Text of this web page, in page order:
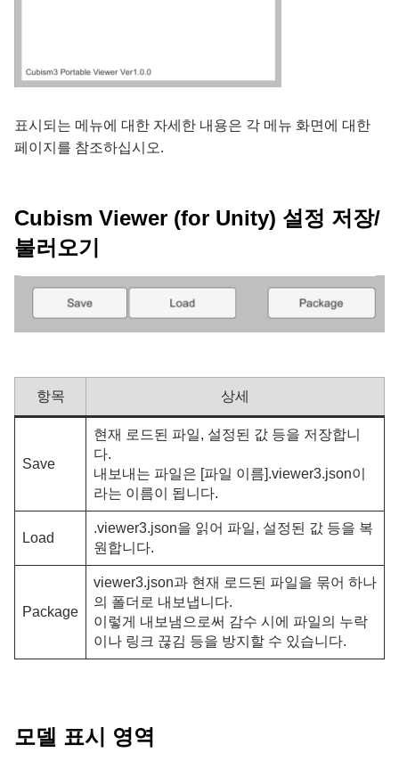
표시되는 메뉴에 대한 자세한 내용은 각 메뉴 화면에 대한
페이지를 참조하십시오.
Cubism Viewer (for Unity) 설정 저장/
불러오기
항목 상세
Save
현재 로드된 파일, 설정된 값 등을 저장합니
다.
내보내는 파일은 [파일 이름].viewer3.json이
라는 이름이 됩니다.
Load
.viewer3.json을 읽어 파일, 설정된 값 등을 복
원합니다.
Package
viewer3.json과 현재 로드된 파일을 묶어 하나
의 폴더로 내보냅니다.
이렇게 내보냄으로써 감수 시에 파일의 누락
이나 링크 끊김 등을 방지할 수 있습니다.
모델 표시 영역